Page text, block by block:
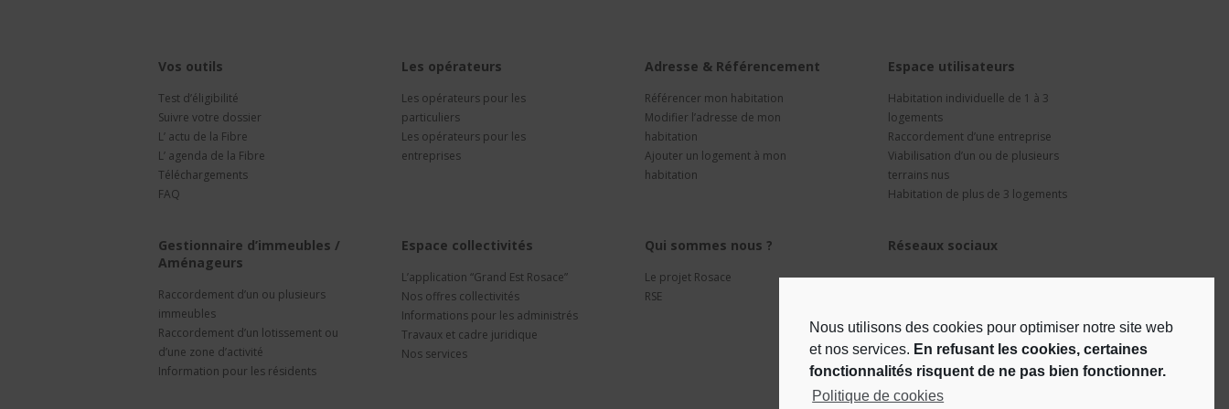
Nous utilisons des cookies pour optimiser notre site web
et nos services. En refusant les cookies, certaines
fonctionnalités risquent de ne pas bien fonctionner.
Politique de cookies
Vos outils
Test d’éligibilité
Suivre votre dossier
L’ actu de la Fibre
L’ agenda de la Fibre
Téléchargements
FAQ
Les opérateurs
Les opérateurs pour les
particuliers
Les opérateurs pour les
entreprises
Adresse & Référencement
Référencer mon habitation
Modifier l’adresse de mon
habitation
Ajouter un logement à mon
habitation
Espace utilisateurs
Habitation individuelle de 1 à 3
logements
Raccordement d’une entreprise
Viabilisation d’un ou de plusieurs
terrains nus
Habitation de plus de 3 logements
Gestionnaire d’immeubles /
Aménageurs
Raccordement d’un ou plusieurs
immeubles
Raccordement d’un lotissement ou
d’une zone d’activité
Information pour les résidents
Espace collectivités
L’application “Grand Est Rosace”
Nos offres collectivités
Informations pour les administrés
Travaux et cadre juridique
Nos services
Qui sommes nous ?
Le projet Rosace
RSE
Réseaux sociaux